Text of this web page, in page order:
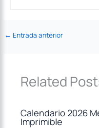
← Entrada anterior
Related
Calendario 2026
Imprimible